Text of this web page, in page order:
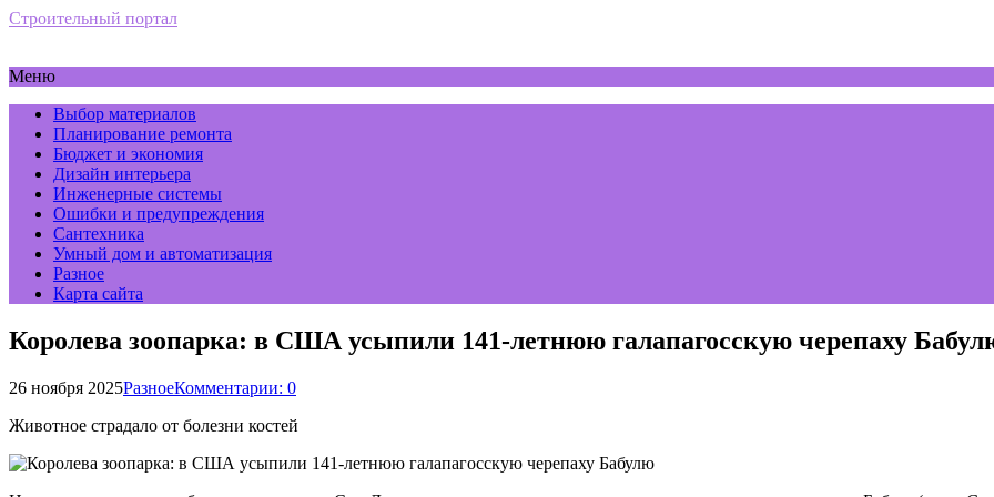
Строительный портал
Меню
Выбор материалов
Планирование ремонта
Бюджет и экономия
Дизайн интерьера
Инженерные системы
Ошибки и предупреждения
Сантехника
Умный дом и автоматизация
Разное
Карта сайта
Королева зоопарка: в США усыпили 141-летнюю галапагосскую черепаху
26 ноября 2025РазноеКомментарии: 0
Животное страдало от болезни костей